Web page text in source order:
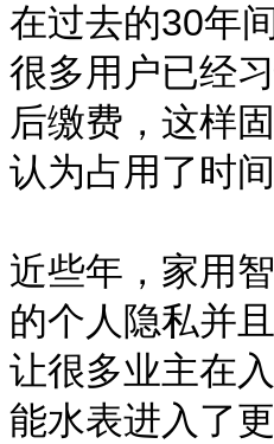
在过去的30年
很多用户已经
后缴费，这样
认为占用了时
近些年，家用
的个人隐私并
让很多业主在
能水表进入了